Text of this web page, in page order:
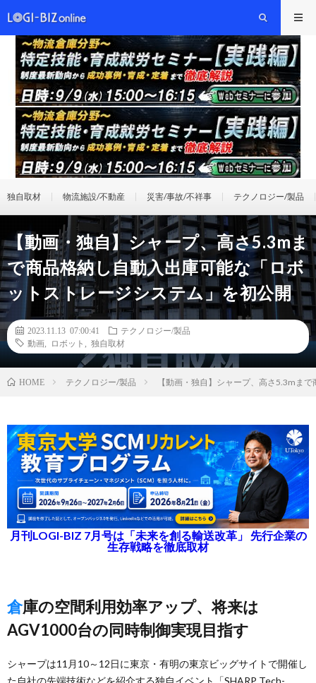
独自取材 物流施設/不動産 災害/事故/不祥事 テクノロジー/製品
【動画・独自】シャープ、高さ5.3mま
で商品格納し自動入出庫可能な「ロボ
ットストレージシステム」を初公開
2023.11.13 07:00:41
テクノロジー/製品
動画
ロボット 独自取材
HOME テクノロジー/製品 【動画・独自】シャープ、高さ5.3mま
月刊LOGI-BIZ 7月号は「未来を創る輸送改革」 先行企業の
生存戦略を徹底取材
倉庫の空間利用効率アップ、将来は
AGV1000台の同時制御実現目指す
シャープは11月10～12日に東京・有明の東京ビッグサイトで開催し
た自社の先端技術などを紹介する独自イベント「SHARP Tech-